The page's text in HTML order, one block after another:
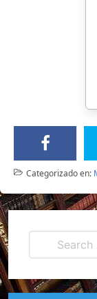
Categorizado en: